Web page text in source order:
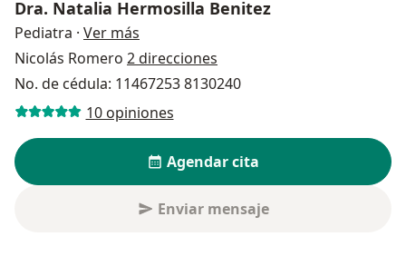
Dra. Natalia Hermosilla Benitez
Pediatra · Ver más
Nicolás Romero 2 direcciones
No. de cédula: 11467253 8130240
10 opiniones
Agendar cita
Enviar mensaje